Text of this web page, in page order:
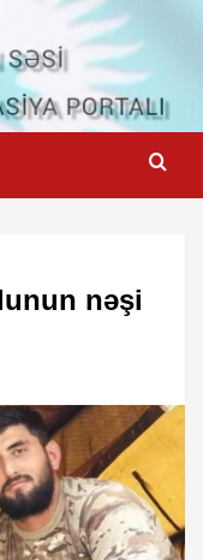
nəşi